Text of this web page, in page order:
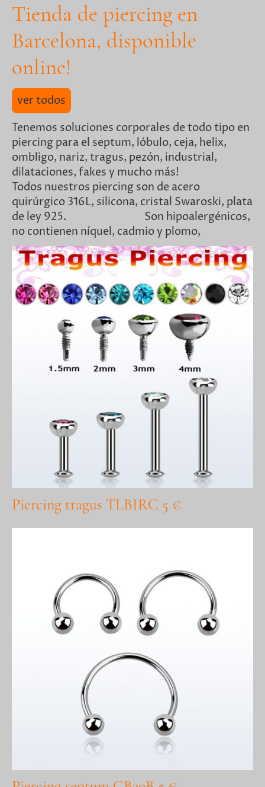
Tienda de piercing en
Barcelona, disponible
online!
Tenemos soluciones corporales de todo tipo en
piercing para el septum, lóbulo, ceja, helix,
ombligo, nariz, tragus, pezón, industrial,
dilataciones, fakes y mucho más!
Todos nuestros piercing son de acero
quirúrgico 316L, silicona, cristal Swaroski, plata
de ley 925. Son hipoalergénicos,
no contienen níquel, cadmio y plomo,
ver todos
Piercing tragus TLBIRC 5 €